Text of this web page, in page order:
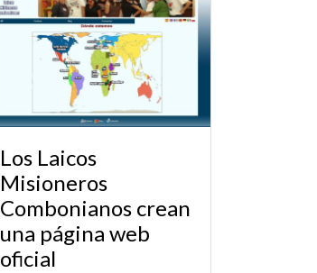
Los Laicos
Misioneros
Combonianos crean
una página web
oficial